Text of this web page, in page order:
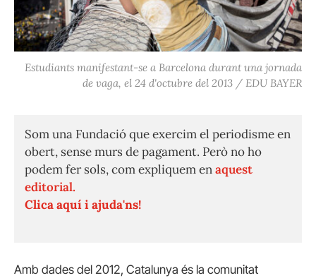
Estudiants manifestant-se a Barcelona durant una jornada
de vaga, el 24 d'octubre del 2013 / EDU BAYER
Som una Fundació que exercim el periodisme en
obert, sense murs de pagament. Però no ho
podem fer sols, com expliquem enaquest
editorial.
Clica aquí i ajuda'ns!
Amb dades del 2012, Catalunya és la comunitat